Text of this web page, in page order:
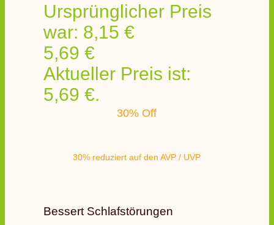
Ursprünglicher Preis
war: 8,15 €
5,69 €
Aktueller Preis ist:
5,69 €.
30% Off
30% reduziert auf den AVP / UVP
Bessert Schlafstörungen